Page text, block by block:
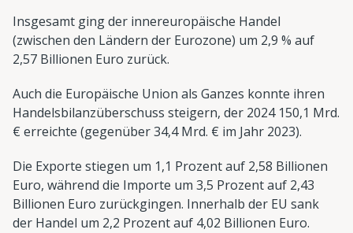
Insgesamt ging der innereuropäische Handel
(zwischen den Ländern der Eurozone) um 2,9 % auf
2,57 Billionen Euro zurück.
Auch die Europäische Union als Ganzes konnte ihren
Handelsbilanzüberschuss steigern, der 2024 150,1 Mrd.
€ erreichte (gegenüber 34,4 Mrd. € im Jahr 2023).
Die Exporte stiegen um 1,1 Prozent auf 2,58 Billionen
Euro, während die Importe um 3,5 Prozent auf 2,43
Billionen Euro zurückgingen. Innerhalb der EU sank
der Handel um 2,2 Prozent auf 4,02 Billionen Euro.